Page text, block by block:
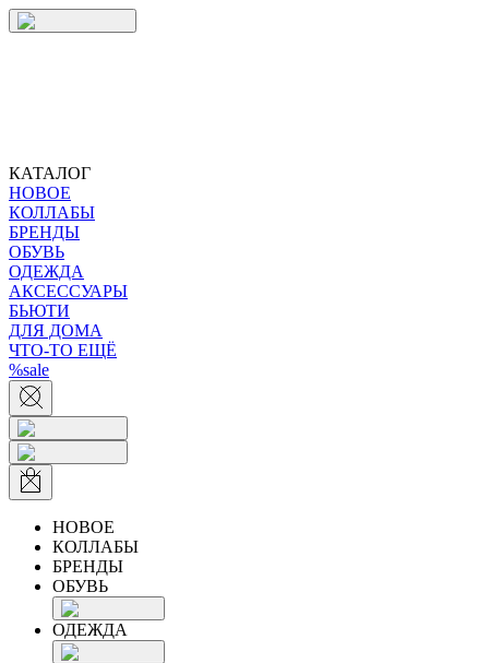
КАТАЛОГ
НОВОЕ
КОЛЛАБЫ
БРЕНДЫ
ОБУВЬ
ОДЕЖДА
АКСЕССУАРЫ
БЬЮТИ
ДЛЯ ДОМА
ЧТО-ТО ЕЩЁ
%sale
НОВОЕ
КОЛЛАБЫ
БРЕНДЫ
ОБУВЬ
ОДЕЖДА